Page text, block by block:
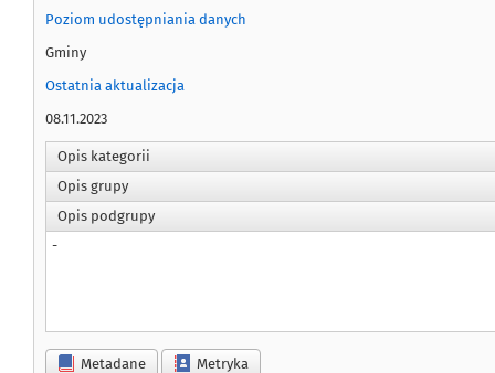
Mieszkania zamieszkane wg rodzaju podmiotów będących
Mieszkania zamieszkane wg wyposażenia w łazienkę, wodę
Mieszkania zamieszkane wg wyposażenia w łazienkę,
Mieszkania zamieszkane wg wyposażenia w łazienkę,
Mieszkania zamieszkane wg wyposażenia w wodociąg i
Mieszkania zamieszkane wg wyposażenia w wodociąg i
NAUKA I TECHNIKA. SPOŁECZEŃSTWO INFORMACYJNE
Poziom udostępniania danych
Gminy
Ostatnia aktualizacja
08.11.2023
Opis kategorii
Opis grupy
Opis podgrupy
-
Metadane Metryka